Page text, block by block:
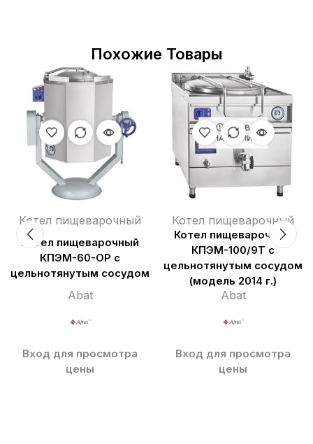
Похожие Товары
Котел пищеварочный
Котел пищеварочный
КПЭМ-60-ОР с
цельнотянутым сосудом
Abat
Вход для просмотра
цены
НЕТ В
НАЛИЧИИ
Котел пищеварочный
Котел пищеварочный
КПЭМ-100/9Т с
цельнотянутым сосудом
(модель 2014 г.)
Abat
Вход для просмотра
цены